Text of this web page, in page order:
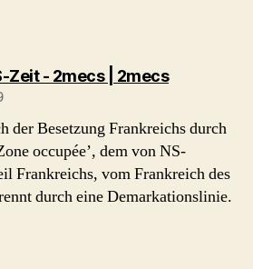
Zeit - 2mecs | 2mecssagt:
der Besetzung Frankreichs durch
occupée’, dem von NS-
Frankreichs, vom Frankreich des
durch eine Demarkationslinie.